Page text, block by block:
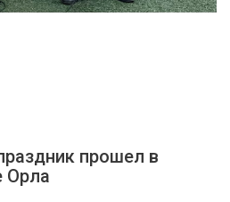
прошел в
Орла